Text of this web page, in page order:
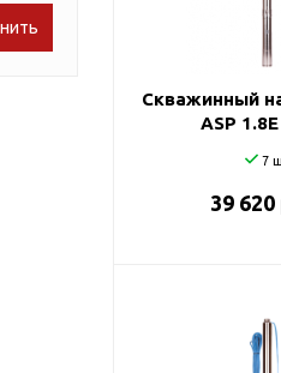
Подшипники
Джилекс
Скважинный
ASP
7
39 620